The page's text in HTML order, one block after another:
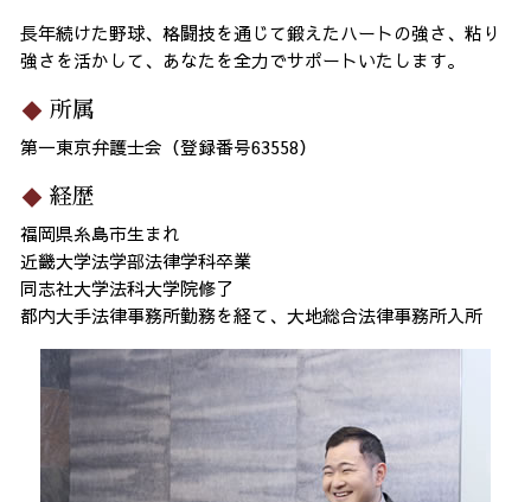
長年続けた野球、格闘技を通じて鍛えたハートの強さ、粘り
強さを活かして、あなたを全力でサポートいたします。
所属
第一東京弁護士会（登録番号63558）
経歴
福岡県糸島市生まれ
近畿大学法学部法律学科卒業
同志社大学法科大学院修了
都内大手法律事務所勤務を経て、大地総合法律事務所入所